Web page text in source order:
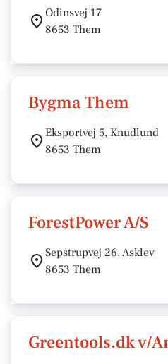
Odinsvej 17
8653 Them
Bygma Them
Eksportvej 5, Knudlund
8653 Them
ForestPower A/S
Sepstrupvej 26, Asklev
8653 Them
Greentools.dk v/